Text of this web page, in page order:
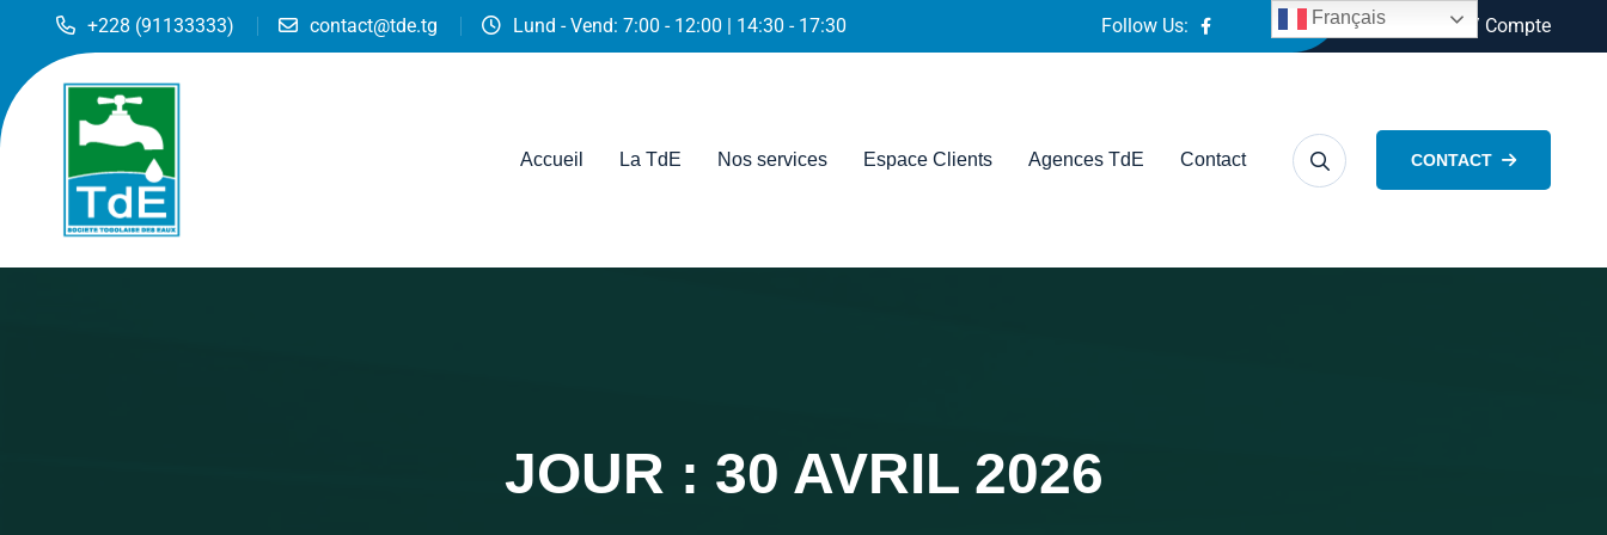
+228 (91133333) contact@tde.tg Lund - Vend: 7:00 - 12:00 | 14:30 - 17:30 Follow Us: Connexion / Compte
Accueil La TdE Nos services Espace Clients Agences TdE Contact CONTACT
JOUR : 30 AVRIL 2026
Français